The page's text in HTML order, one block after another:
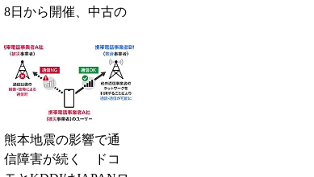
8日から開催、中古の
得に
熊本地震の影響で通
信障害が続く ドコ